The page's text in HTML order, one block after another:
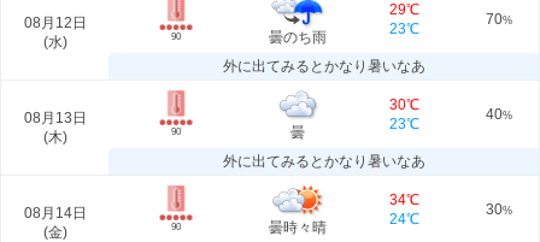
08月12日
(水) 90 曇のち雨
29℃
23℃
70%
外に出てみるとかなり暑いなあ
08月13日
(木) 90 曇
30℃
23℃
40%
外に出てみるとかなり暑いなあ
08月14日
(金) 90 曇時々晴
34℃
24℃
30%